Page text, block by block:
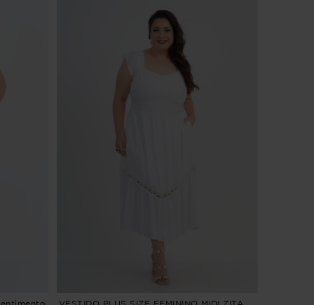
VESTIDO PLUS SIZE FEMININO MIDI ZITA